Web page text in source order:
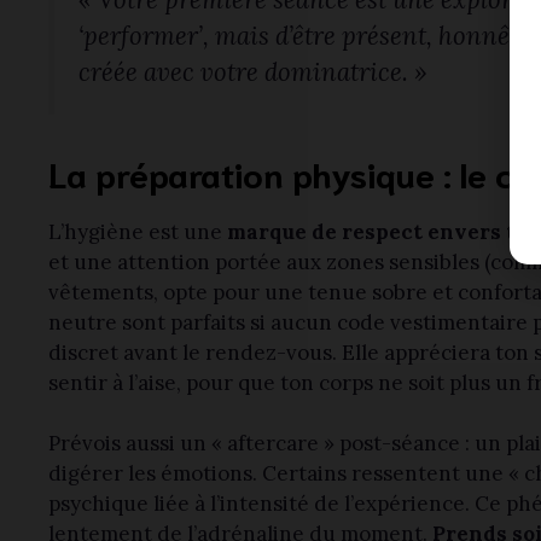
‘performer’, mais d’être présent,
créée avec votre dominatrice. »
La préparation physique : le
L’hygiène est une marque de respect envers ta
et une attention portée aux zones sensibles
vêtements, opte pour une tenue sobre et
neutre sont parfaits si aucun code vestimentaire
discret avant le rendez-vous. Elle appréciera ton
sentir à l’aise, pour que ton corps ne soit plus un
Prévois aussi un « aftercare » post-séance : un
digérer les émotions. Certains ressentent une «
psychique liée à l’intensité de l’expérience. Ce
lentement de l’adrénaline du moment. Prends